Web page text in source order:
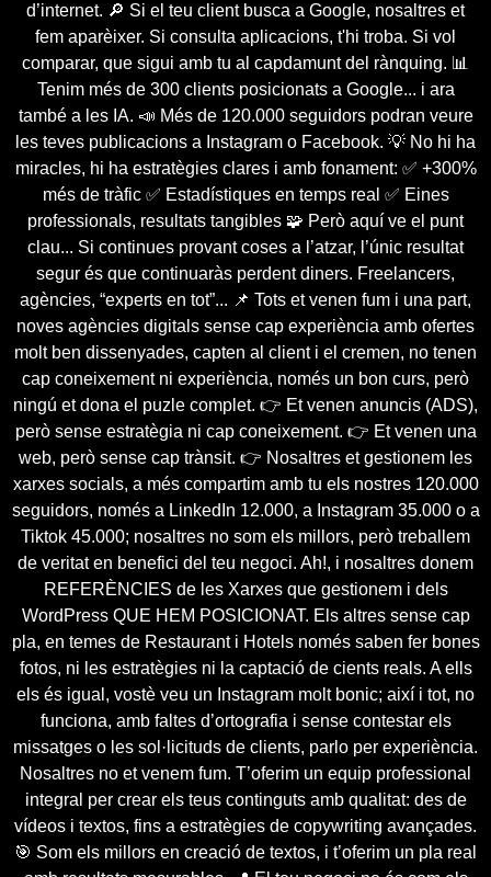
d’internet. 🔎 Si el teu client busca a Google, nosaltres et
fem aparèixer. Si consulta aplicacions, t'hi troba. Si vol
comparar, que sigui amb tu al capdamunt del rànquing. 📊
Tenim més de 300 clients posicionats a Google... i ara
també a les IA. 📣 Més de 120.000 seguidors podran veure
les teves publicacions a Instagram o Facebook. 💡 No hi ha
miracles, hi ha estratègies clares i amb fonament: ✅ +300%
més de tràfic ✅ Estadístiques en temps real ✅ Eines
professionals, resultats tangibles 🧩 Però aquí ve el punt
clau... Si continues provant coses a l’atzar, l’únic resultat
segur és que continuaràs perdent diners. Freelancers,
agències, “experts en tot”... 📌 Tots et venen fum i una part,
noves agències digitals sense cap experiència amb ofertes
molt ben dissenyades, capten al client i el cremen, no tenen
cap coneixement ni experiència, només un bon curs, però
ningú et dona el puzle complet. 👉 Et venen anuncis (ADS),
però sense estratègia ni cap coneixement. 👉 Et venen una
web, però sense cap trànsit. 👉 Nosaltres et gestionem les
xarxes socials, a més compartim amb tu els nostres 120.000
seguidors, només a LinkedIn 12.000, a Instagram 35.000 o a
Tiktok 45.000; nosaltres no som els millors, però treballem
de veritat en benefici del teu negoci. Ah!, i nosaltres donem
REFERÈNCIES de les Xarxes que gestionem i dels
WordPress QUE HEM POSICIONAT. Els altres sense cap
pla, en temes de Restaurant i Hotels només saben fer bones
fotos, ni les estratègies ni la captació de cients reals. A ells
els és igual, vostè veu un Instagram molt bonic; així i tot, no
funciona, amb faltes d’ortografia i sense contestar els
missatges o les sol·licituds de clients, parlo per experiència.
Nosaltres no et venem fum. T’oferim un equip professional
integral per crear els teus continguts amb qualitat: des de
vídeos i textos, fins a estratègies de copywriting avançades.
🎯 Som els millors en creació de textos, i t’oferim un pla real